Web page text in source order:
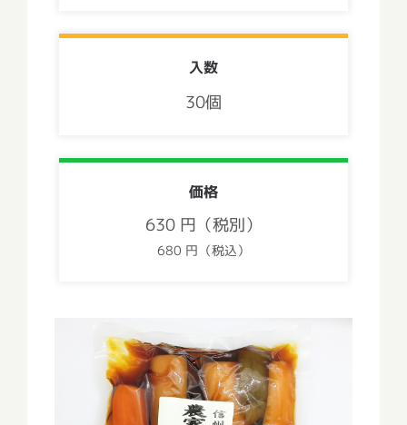
入数
30個
価格
630 円（税別）
680 円（税込）